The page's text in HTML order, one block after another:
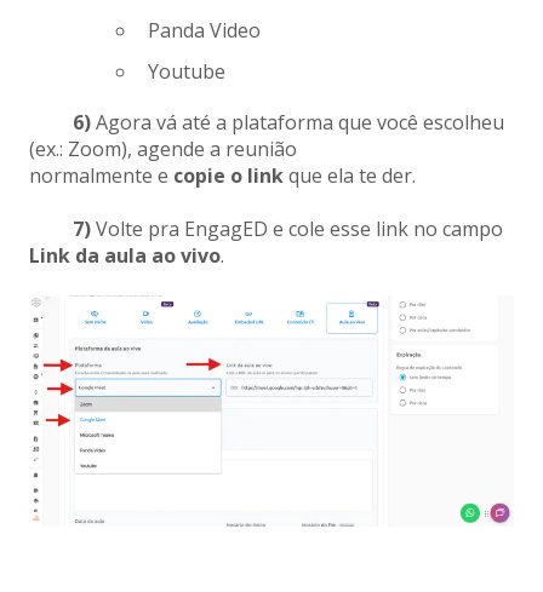
Panda Video
Youtube
6)Agora vá até a plataforma que você escolheu
(ex.: Zoom), agende a reunião
normalmente e copie o linkque ela te der.
7)Volte pra EngagED e cole esse link no campo
Link da aula ao vivo.